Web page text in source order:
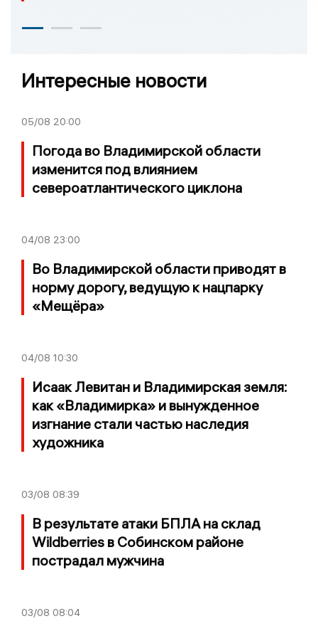
Интересные новости
05/08 20:00
Погода во Владимирской области
изменится под влиянием
североатлантического циклона
04/08 23:00
Во Владимирской области приводят в
норму дорогу, ведущую к нацпарку
«Мещёра»
04/08 10:30
Исаак Левитан и Владимирская земля:
как «Владимирка» и вынужденное
изгнание стали частью наследия
художника
03/08 08:39
В результате атаки БПЛА на склад
Wildberries в Собинском районе
пострадал мужчина
03/08 08:04